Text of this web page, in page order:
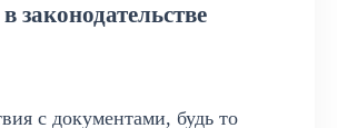
законодательстве
с документами, будь то